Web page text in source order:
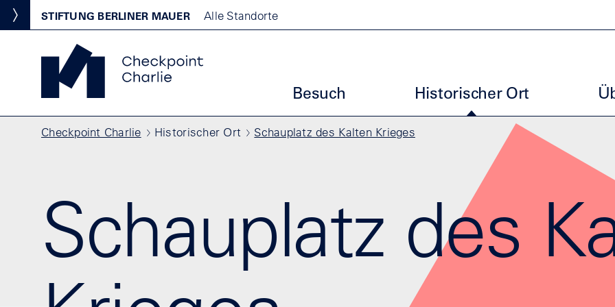
Direkt zum Inhalt
Standortmenu
Show locations
STIFTUNG BERLINER MAUER Alle Standorte
Checkpoint Charlie Startseite
Hauptmenu CPC
Besuch Historischer Ort
Pfadnavigation
Checkpoint Charlie Historischer Ort Schauplatz des Kalten Krieges
Schauplatz des